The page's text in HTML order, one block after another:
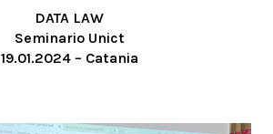
DATA LAW
Seminario Unict
19.01.2024 – Catania